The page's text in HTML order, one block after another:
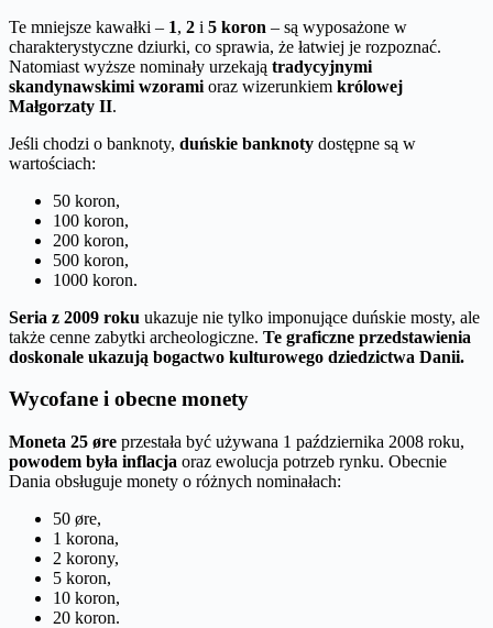
Te mniejsze kawałki – 1, 2 i 5 koron – są wyposażone w
charakterystyczne dziurki, co sprawia, że łatwiej je rozpoznać.
Natomiast wyższe nominały urzekają tradycyjnymi
skandynawskimi wzorami oraz wizerunkiem królowej
Małgorzaty II.
Jeśli chodzi o banknoty, duńskie banknoty dostępne są w
wartościach:
50 koron,
100 koron,
200 koron,
500 koron,
1000 koron.
Seria z 2009 roku ukazuje nie tylko imponujące duńskie mosty, ale
także cenne zabytki archeologiczne. Te graficzne przedstawienia
doskonale ukazują bogactwo kulturowego dziedzictwa Danii.
Wycofane i obecne monety
Moneta 25 øre przestała być używana 1 października 2008 roku,
powodem była inflacja oraz ewolucja potrzeb rynku. Obecnie
Dania obsługuje monety o różnych nominałach:
50 øre,
1 korona,
2 korony,
5 koron,
10 koron,
20 koron.